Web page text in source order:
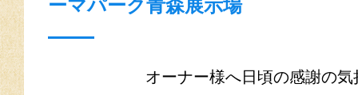
ーマパーク青森展示場
オーナー様へ日頃の感謝の